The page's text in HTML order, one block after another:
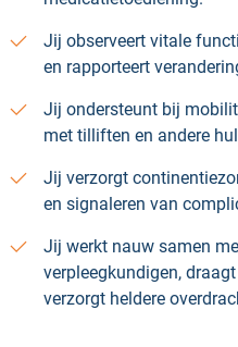
Jij observeert vitale
en rapporteert
Jij ondersteunt bij
met tilliften en andere
Jij verzorgt
en signaleren van
Jij werkt nauw samen
verpleegkundigen,
verzorgt heldere